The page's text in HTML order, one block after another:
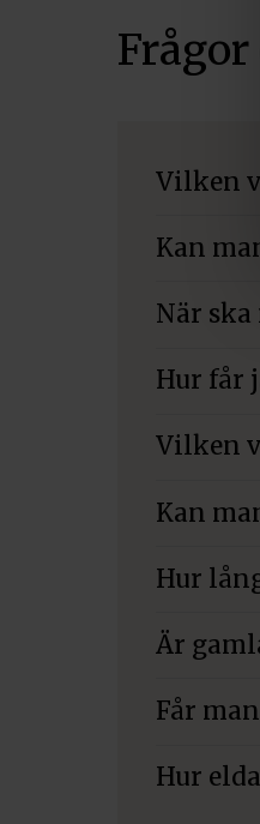
Vilken
Kan
När ska
Hur får
Vilken
Kan
Hur
Är
Får
Hur